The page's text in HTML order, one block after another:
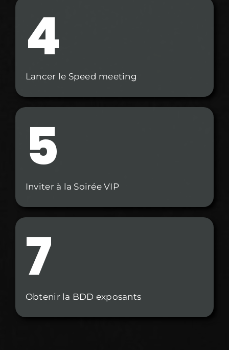
4
Lancer le Speed meeting
5
Inviter à la Soirée VIP
7
Obtenir la BDD exposants